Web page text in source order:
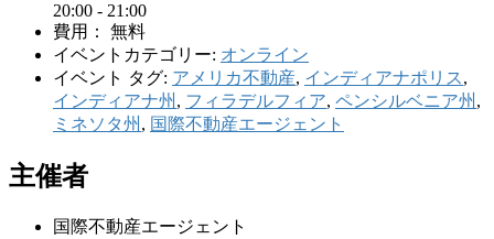
20:00 - 21:00
費用：
無料
イベントカテゴリー: オンライン
イベント タグ: アメリカ不動産, インディアナポリス,
インディアナ州 , フィラデルフィア, ペンシルベニア州 ,
ミネソタ州 , 国際不動産エージェント
主催者
国際不動産エージェント